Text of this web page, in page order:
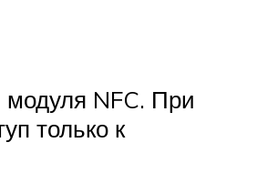
модуля NFC. При
только к